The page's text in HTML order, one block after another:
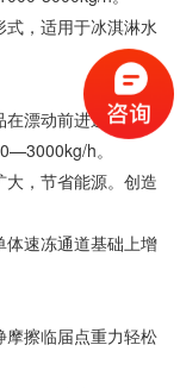
，适用于冰淇淋水
漂动前进过程中单
h。
，节省能源。创造
速冻通道基础上增
擦临届点重力轻松